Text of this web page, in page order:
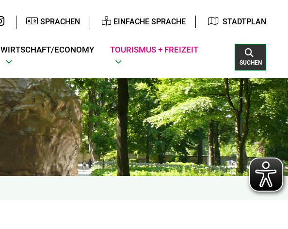
SPRACHEN EINFACHE SPRACHE STADTPLAN
WIRTSCHAFT/ECONOMY TOURISMUS + FREIZEIT
SUCHEN